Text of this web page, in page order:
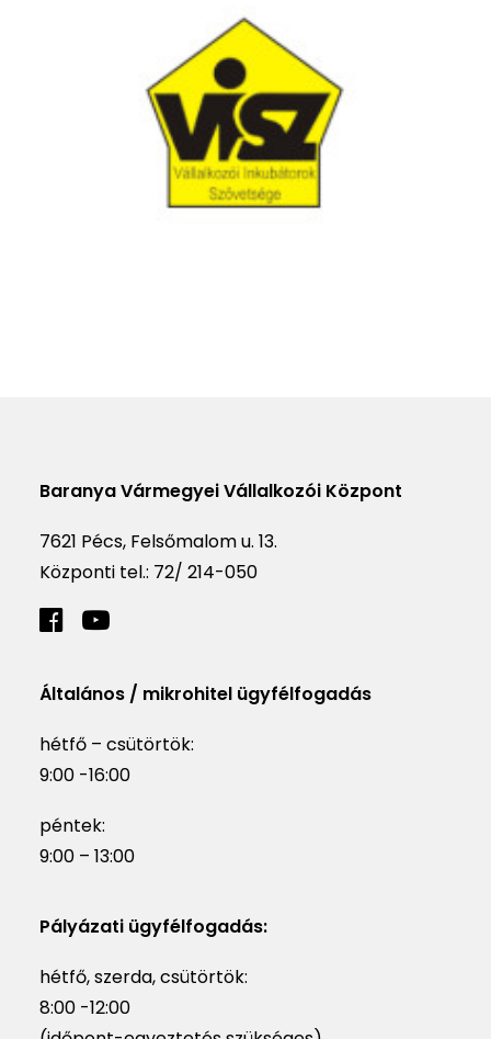
Baranya Vármegyei Vállalkozói Központ
7621 Pécs, Felsőmalom u. 13.
Központi tel.: 72/ 214-050
Általános / mikrohitel ügyfélfogadás
hétfő – csütörtök:
9:00 -16:00
péntek:
9:00 – 13:00
Pályázati ügyfélfogadás:
hétfő, szerda, csütörtök:
8:00 -12:00